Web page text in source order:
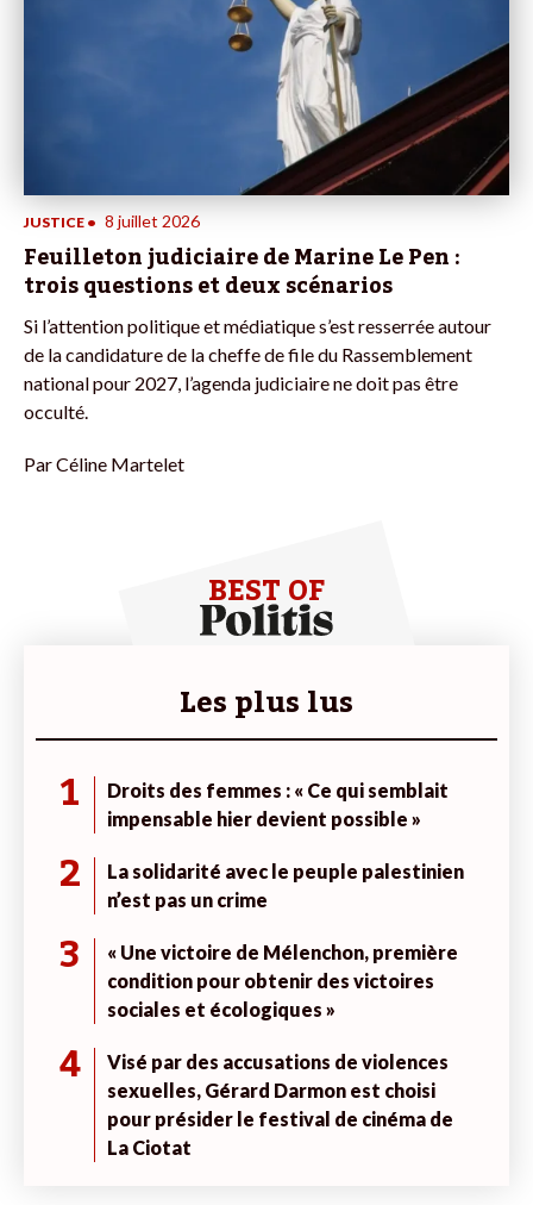
JUSTICE • 8 juillet 2026
Feuilleton judiciaire de Marine Le Pen :
trois questions et deux scénarios
Si l’attention politique et médiatique s’est resserrée autour
de la candidature de la cheffe de file du Rassemblement
national pour 2027, l’agenda judiciaire ne doit pas être
occulté.
ParCéline Martelet
BEST OF
Les plus lus
1
Droits des femmes : « Ce qui semblait
impensable hier devient possible »
2
La solidarité avec le peuple palestinien
n’est pas un crime
3
« Une victoire de Mélenchon, première
condition pour obtenir des victoires
sociales et écologiques »
4
Visé par des accusations de violences
sexuelles, Gérard Darmon est choisi
pour présider le festival de cinéma de
La Ciotat